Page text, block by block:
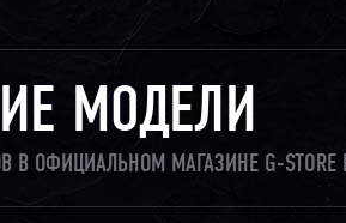
МОДЕЛИ
В ОФИЦИАЛЬНОМ МАГАЗИНЕ G-STORE